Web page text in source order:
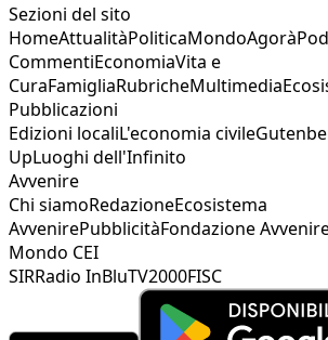
Sezioni del sito
HomeAttualitàPoliticaMondoAgorà
CommentiEconomiaVita e
CuraFamigliaRubricheMultimedia
Pubblicazioni
Edizioni localiL'economia civile
UpLuoghi dell'Infinito
Avvenire
Chi siamoRedazioneEcosistema
AvvenirePubblicitàFondazione
Mondo CEI
SIRRadio InBluTV2000FISC